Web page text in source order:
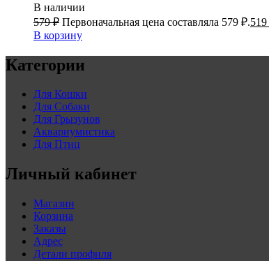
В наличии
579₽ Первоначальная цена составляла 579 ₽.519
В корзину
Категории
Для Кошки
Для Собаки
Для Грызунов
Аквариумистика
Для Птиц
Личный кабинет
Магазин
Корзина
Заказы
Адрес
Детали профиля